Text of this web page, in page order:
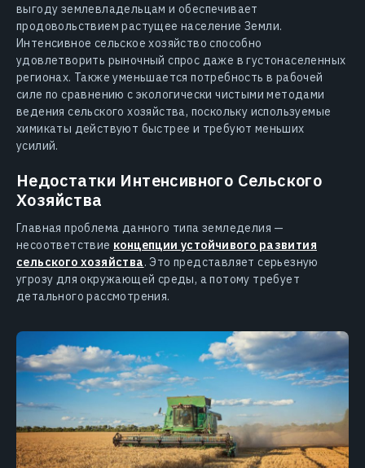
выгоду землевладельцам и обеспечивает
продовольствием растущее население Земли.
Интенсивное сельское хозяйство способно
удовлетворить рыночный спрос даже в густонаселенных
регионах. Также уменьшается потребность в рабочей
силе по сравнению с экологически чистыми методами
ведения сельского хозяйства, поскольку используемые
химикаты действуют быстрее и требуют меньших
усилий.
Недостатки Интенсивного Сельского
Хозяйства
Главная проблема данного типа земледелия —
несоответствие концепции устойчивого развития
сельского хозяйства. Это представляет серьезную
угрозу для окружающей среды, а потому требует
детального рассмотрения.